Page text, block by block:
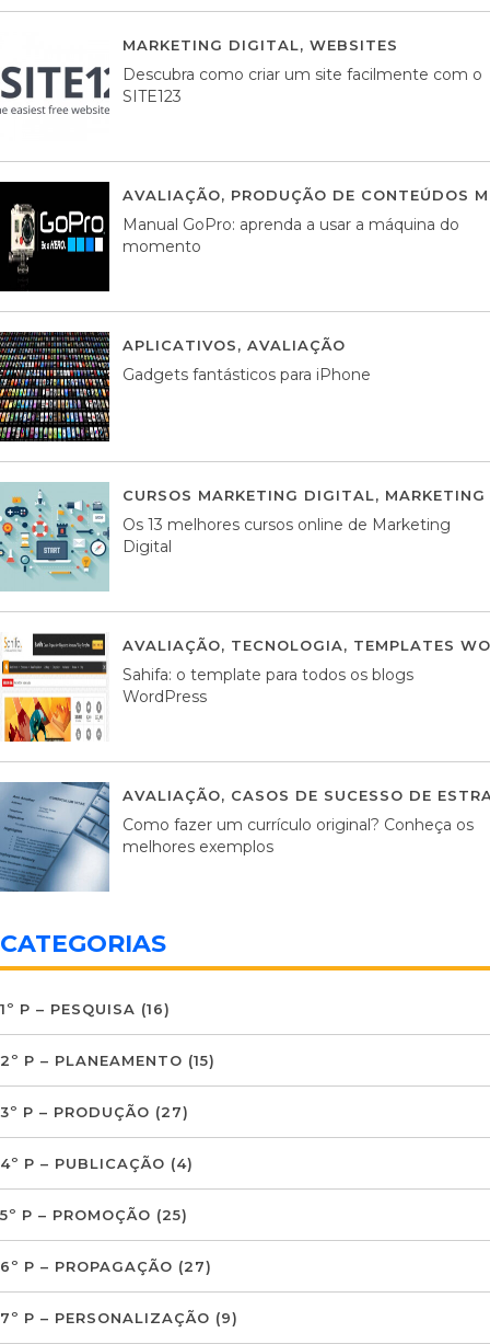
MARKETING DIGITAL, WEBSITES
Descubra como criar um site facilmente com o
SITE123
AVALIAÇÃO, PRODUÇÃO DE CONTEÚDOS
Manual GoPro: aprenda a usar a máquina do
momento
APLICATIVOS, AVALIAÇÃO
Gadgets fantásticos para iPhone
CURSOS MARKETING DIGITAL,
Os 13 melhores cursos online de Marketing
Digital
AVALIAÇÃO, TECNOLOGIA, TEMPLATES
Sahifa: o template para todos os blogs
WordPress
AVALIAÇÃO, CASOS DE SUCESSO DE
Como fazer um currículo original? Conheça os
melhores exemplos
CATEGORIAS
1º P – PESQUISA (16)
2º P – PLANEAMENTO (15)
3º P – PRODUÇÃO (27)
4º P – PUBLICAÇÃO (4)
5º P – PROMOÇÃO (25)
6º P – PROPAGAÇÃO (27)
7º P – PERSONALIZAÇÃO (9)